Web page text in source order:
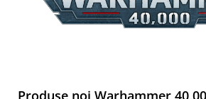
Produse noi Warhammer